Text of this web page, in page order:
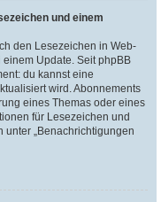
und einem
den Lesezeichen in Web-
Update. Seit phpBB
du kannst eine
wird. Abonnements
eines Themas oder eines
für Lesezeichen und
„Benachrichtigungen